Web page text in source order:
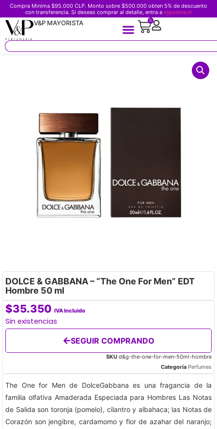
Compra Minima $95.000 CLP. Monto sobre $500.000 obten 5% de descuento
con transferencia. Si deseas comprar al detalle, entra a vypstore.cl
V&P MAYORISTA 0
DOLCE & GABBANA – “The One For Men” EDT
Hombre 50 ml
$35.350 IVA Incluido
Sin existencias
SEGUIR COMPRANDO
SKU d&g-the-one-for-men-50ml-hombre
Categoría Perfumes
The One for Men de DolceGabbana es una fragancia de la
familia olfativa Amaderada Especiada para Hombres Las Notas
de Salida son toronja (pomelo), cilantro y albahaca; las Notas de
Corazón son jengibre, cardamomo y flor de azahar del naranjo;